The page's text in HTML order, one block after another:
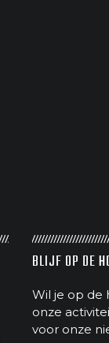
BLIJF OP DE
Wil je op de
onze
voor onze